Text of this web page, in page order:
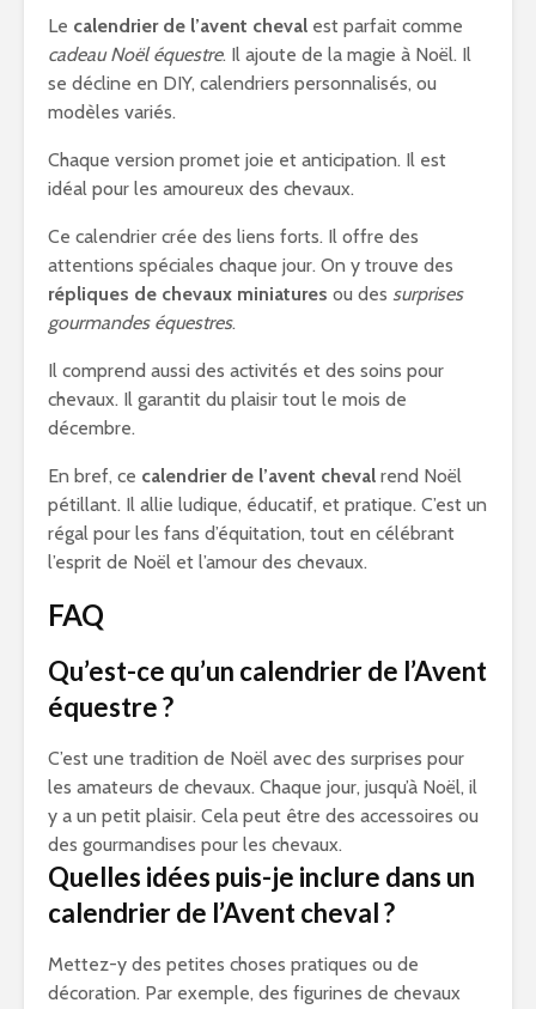
Le calendrier de l’avent cheval est parfait comme
cadeau Noël équestre. Il ajoute de la magie à Noël. Il
se décline en DIY, calendriers personnalisés, ou
modèles variés.
Chaque version promet joie et anticipation. Il est
idéal pour les amoureux des chevaux.
Ce calendrier crée des liens forts. Il offre des
attentions spéciales chaque jour. On y trouve des
répliques de chevaux miniatures ou des surprises
gourmandes équestres.
Il comprend aussi des activités et des soins pour
chevaux. Il garantit du plaisir tout le mois de
décembre.
En bref, ce calendrier de l’avent cheval rend Noël
pétillant. Il allie ludique, éducatif, et pratique. C’est un
régal pour les fans d’équitation, tout en célébrant
l’esprit de Noël et l’amour des chevaux.
FAQ
Qu’est-ce qu’un calendrier de l’Avent
équestre ?
C’est une tradition de Noël avec des surprises pour
les amateurs de chevaux. Chaque jour, jusqu’à Noël, il
y a un petit plaisir. Cela peut être des accessoires ou
des gourmandises pour les chevaux.
Quelles idées puis-je inclure dans un
calendrier de l’Avent cheval ?
Mettez-y des petites choses pratiques ou de
décoration. Par exemple, des figurines de chevaux